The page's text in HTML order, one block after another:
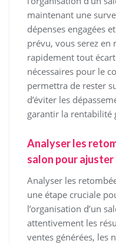
maintenant une
dépenses engagées
prévu, vous serez en
rapidement tout
nécessaires pour le
permettra de rester
d’éviter les
garantir la rentabilité
Analyser les
salon pour
Analyser les
une étape cruciale
l’organisation d’un
attentivement les
ventes générées, les